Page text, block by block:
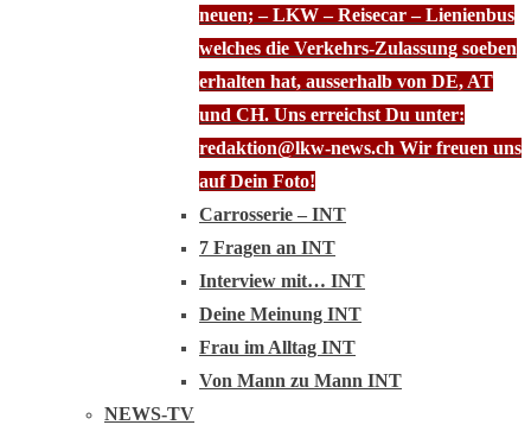
neuen; – LKW – Reisecar – Lienienbus
welches die Verkehrs-Zulassung soeben
erhalten hat, ausserhalb von DE, AT
und CH. Uns erreichst Du unter:
redaktion@lkw-news.ch Wir freuen uns
auf Dein Foto!
Carrosserie – INT
7 Fragen an INT
Interview mit… INT
Deine Meinung INT
Frau im Alltag INT
Von Mann zu Mann INT
NEWS-TV